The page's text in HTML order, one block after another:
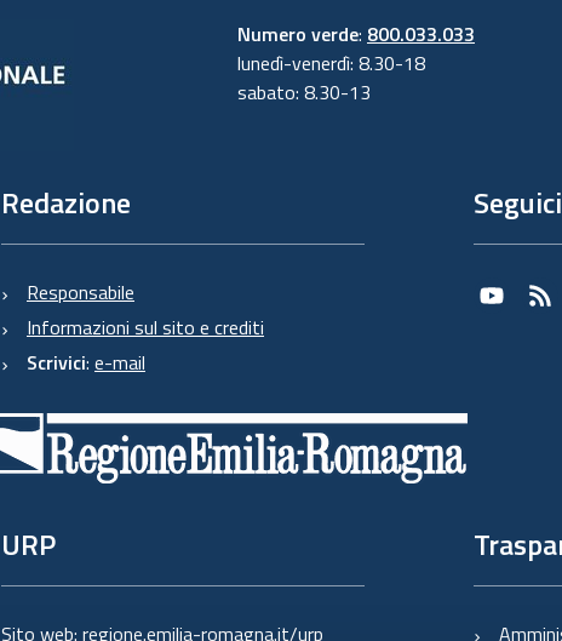
Numero verde: 800.033.033
lunedì-venerdì: 8.30-18
sabato: 8.30-13
Redazione
Responsabile
Informazioni sul sito e crediti
Scrivici: e-mail
Youtube
RSS
URP
Sito web: regione.emilia-romagna.it/urp